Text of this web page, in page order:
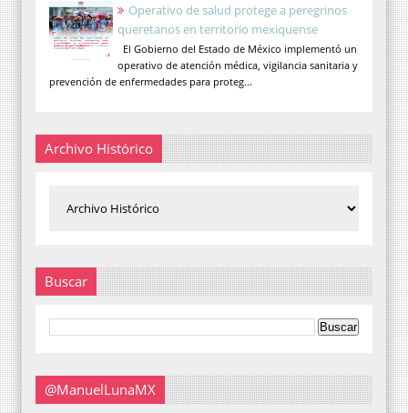
Operativo de salud protege a peregrinos
queretanos en territorio mexiquense
El Gobierno del Estado de México implementó un
operativo de atención médica, vigilancia sanitaria y
prevención de enfermedades para proteg...
Archivo Histórico
Buscar
@ManuelLunaMX